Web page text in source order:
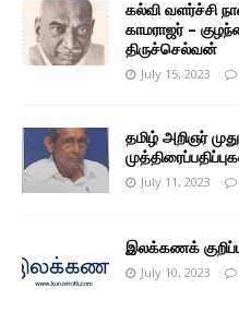
கல்வி வளர்ச்சி
காமராஜர் –
திருச்செல்வன்
July 15, 2023
தமிழ் அறிஞர்
July 11, 2023
இலக்கணக்
July 10, 2023